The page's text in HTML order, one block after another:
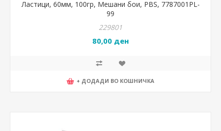
Ластици, 60мм, 100гр, Мешани бои, PBS, 7787001PL-
99
229801
80,00 ден
+ ДОДАДИ ВО КОШНИЧКА